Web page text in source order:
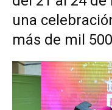
una
más de mil